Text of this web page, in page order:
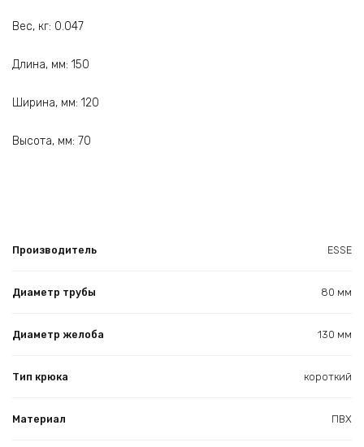
Вес, кг: 0.047
Длина, мм: 150
Ширина, мм: 120
Высота, мм: 70
Производитель ESSE
Диаметр трубы 80 мм
Диаметр желоба 130 мм
Тип крюка короткий
Материал ПВХ